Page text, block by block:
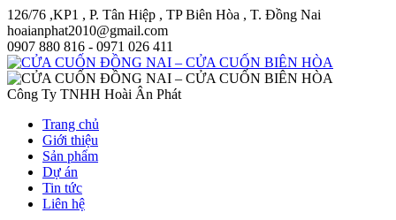
126/76 ,KP1 , P. Tân Hiệp , TP Biên Hòa , T. Đồng Nai
hoaianphat2010@gmail.com
0907 880 816 - 0971 026 411
Công Ty TNHH Hoài Ân Phát
Trang chủ
Giới thiệu
Sản phẩm
Dự án
Tin tức
Liên hệ